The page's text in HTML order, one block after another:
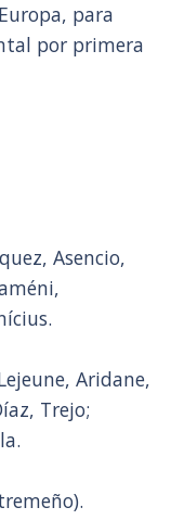
para
por primera
Asencio,
Aridane,
Trejo;